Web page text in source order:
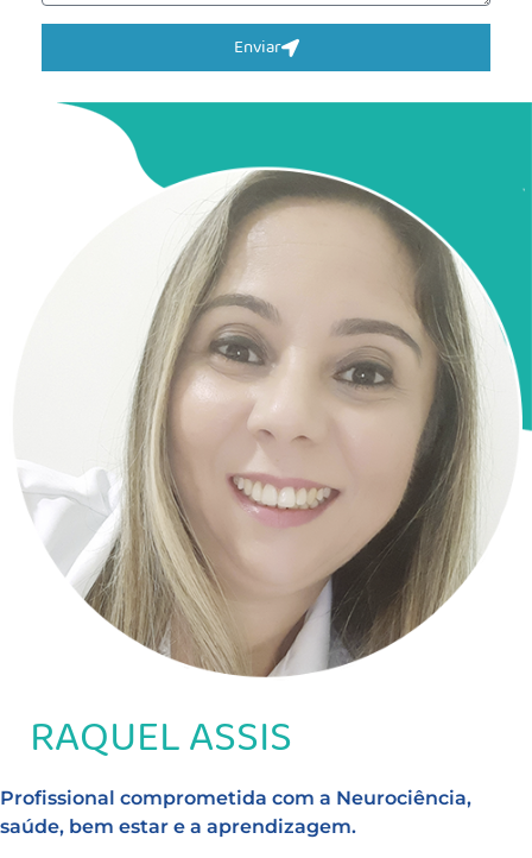
Enviar
RAQUEL ASSIS
Profissional comprometida com a Neurociência,
saúde, bem estar e a aprendizagem.